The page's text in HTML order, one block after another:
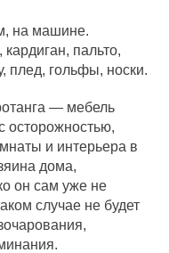
на машине.
пальто,
плед, гольфы, носки.
— мебель
осторожностью,
и интерьера в
дома,
он сам уже не
случае не будет